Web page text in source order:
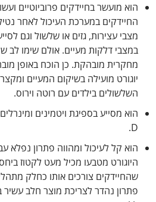
הוא מועשר בחיידקים פרוביוטיים
החיידקים במערכת העיכול לאחר
מצבי עצירות, גזים או שלשול וגם
במצבי דלקות מעיים. אולם שימו לב
מחקרית מובהקת. כן הוכח באופן
יוגורט מועילה בשיקום המעיים
השלשולים בילדים עם רוטה וירוס.
D.
הוא קל לעיכול ומהווה פתרון נפלא
היוגורט מטבעו מכיל מעט לקטוז
שהחיידקים צורכים אותו כחלק
פתרון נהדר לצריכת מוצר חלב עשיר